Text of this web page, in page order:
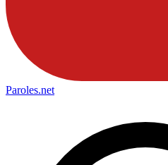
Paroles.net